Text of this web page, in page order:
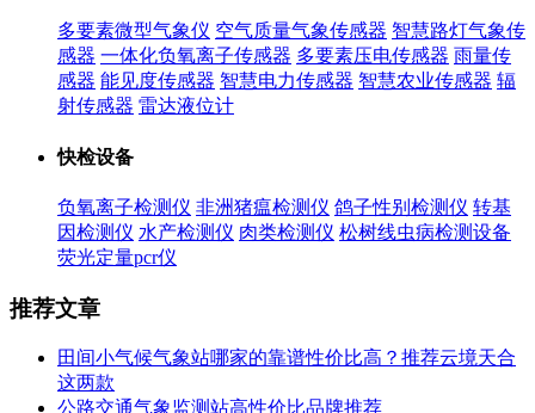
多要素微型气象仪 空气质量气象传感器 智慧路灯气象传
感器 一体化负氧离子传感器 多要素压电传感器 雨量传
感器 能见度传感器 智慧电力传感器 智慧农业传感器 辐
射传感器 雷达液位计
快检设备
负氧离子检测仪 非洲猪瘟检测仪 鸽子性别检测仪 转基
因检测仪 水产检测仪 肉类检测仪 松树线虫病检测设备
荧光定量pcr仪
推荐文章
田间小气候气象站哪家的靠谱性价比高？推荐云境天合
这两款
公路交通气象监测站高性价比品牌推荐